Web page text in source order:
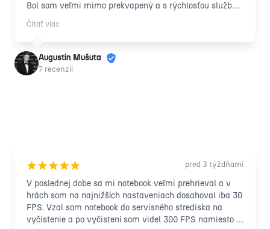
Bol som veľmi mimo prekvapený a s rýchlosťou služby
a taktiež s príjemným, ľudským prístupom
zamestnancov. Vrelo odporúčam každému ďalej!
Čítať viac
Augustín Mušuta
7 recenzií
¡¡¡¡¡ pred 3 týždňami
V poslednej dobe sa mi notebook veľmi prehrieval a v
hrách som na najnižších nastaveniach dosahoval iba 30
FPS. Vzal som notebook do servisného strediska na
vyčistenie a po vyčistení som videl 300 FPS namiesto